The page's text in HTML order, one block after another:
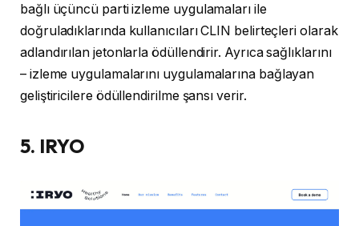
bağlı üçüncü parti izleme uygulamaları ile
doğruladıklarında kullanıcıları CLIN belirteçleri olarak
adlandırılan jetonlarla ödüllendirir. Ayrıca sağlıklarını
– izleme uygulamalarını uygulamalarına bağlayan
geliştiricilere ödüllendirilme şansı verir.
5. IRYO